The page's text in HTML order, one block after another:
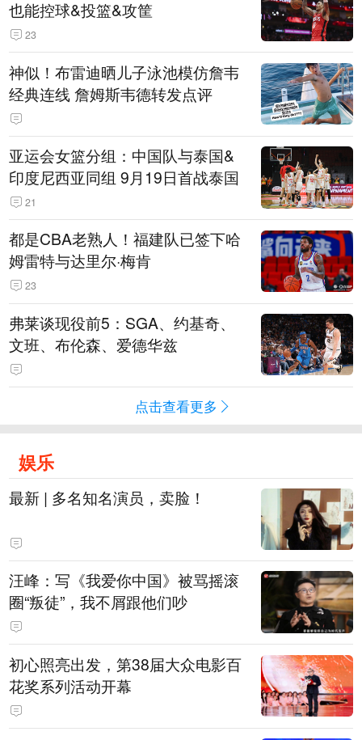
也能控球&投篮&攻筐
23
神似！布雷迪晒儿子泳池模仿詹韦
经典连线 詹姆斯韦德转发点评
亚运会女篮分组：中国队与泰国&
印度尼西亚同组 9月19日首战泰国
21
都是CBA老熟人！福建队已签下哈
姆雷特与达里尔·梅肯
23
弗莱谈现役前5：SGA、约基奇、
文班、布伦森、爱德华兹
点击查看更多
娱乐
最新 | 多名知名演员，卖脸！
汪峰：写《我爱你中国》被骂摇滚
圈“叛徒”，我不屑跟他们吵
初心照亮出发，第38届大众电影百
花奖系列活动开幕